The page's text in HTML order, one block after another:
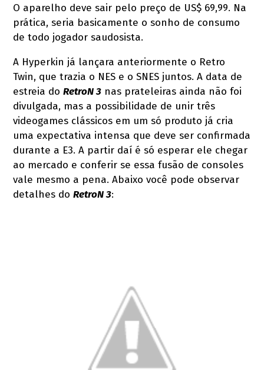
O aparelho deve sair pelo preço de US$ 69,99. Na
prática, seria basicamente o sonho de consumo
de todo jogador saudosista.
A Hyperkin já lançara anteriormente o Retro
Twin, que trazia o NES e o SNES juntos. A data de
estreia doRetroN 3 nas prateleiras ainda não foi
divulgada, mas a possibilidade de unir três
videogames clássicos em um só produto já cria
uma expectativa intensa que deve ser confirmada
durante a E3. A partir daí é só esperar ele chegar
ao mercado e conferir se essa fusão de consoles
vale mesmo a pena. Abaixo você pode observar
detalhes doRetroN 3: